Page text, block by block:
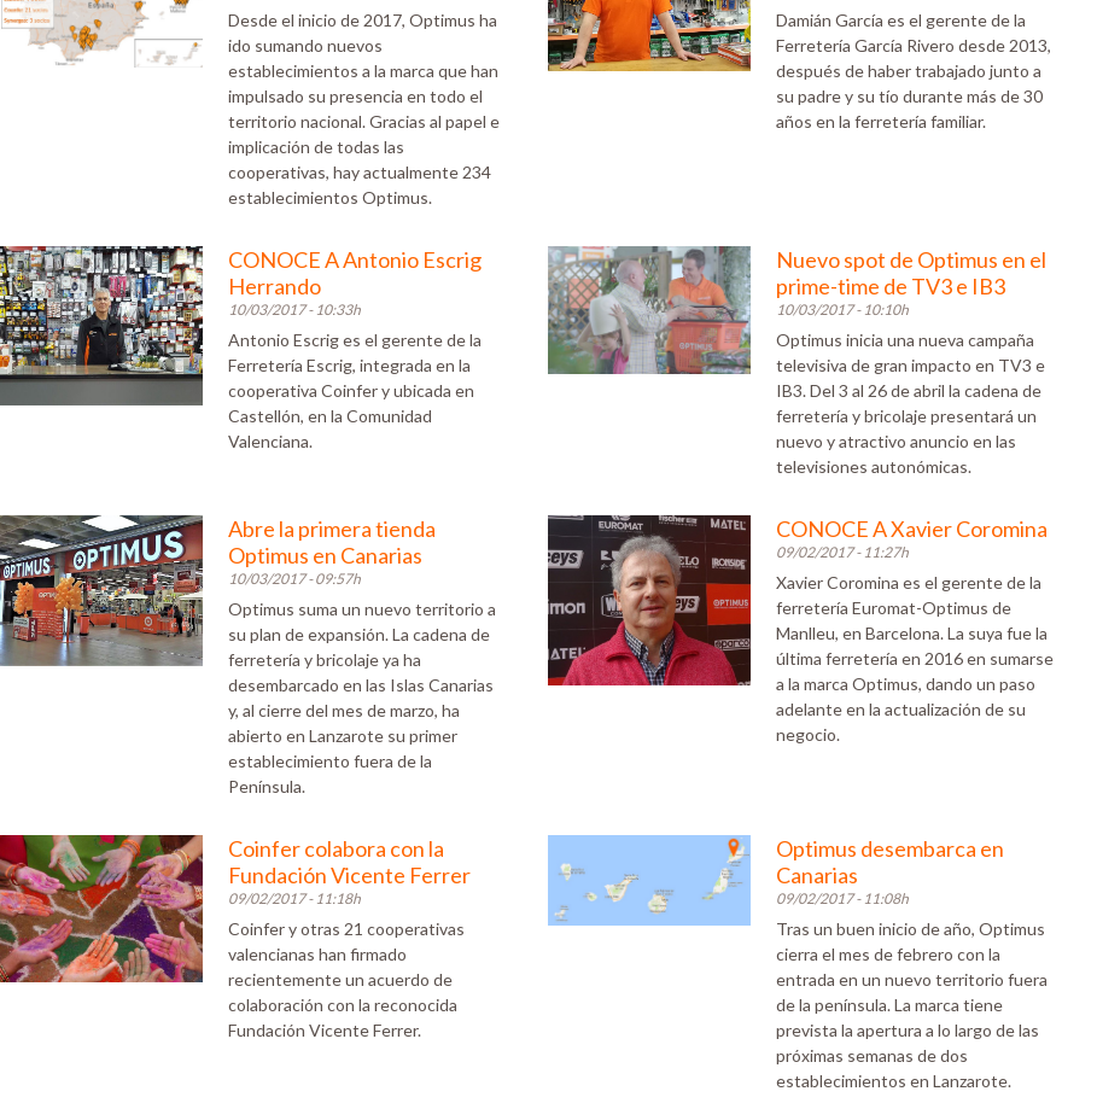
Desde el inicio de 2017, Optimus ha
ido sumando nuevos
establecimientos a la marca que han
impulsado su presencia en todo el
territorio nacional. Gracias al papel e
implicación de todas las
cooperativas, hay actualmente 234
establecimientos Optimus.
Damián García es el gerente de la
Ferretería García Rivero desde 2013,
después de haber trabajado junto a
su padre y su tío durante más de 30
años en la ferretería familiar.
CONOCE A Antonio Escrig
Herrando
10/03/2017 - 10:33h
Antonio Escrig es el gerente de la
Ferretería Escrig, integrada en la
cooperativa Coinfer y ubicada en
Castellón, en la Comunidad
Valenciana.
Nuevo spot de Optimus en el
prime-time de TV3 e IB3
10/03/2017 - 10:10h
Optimus inicia una nueva campaña
televisiva de gran impacto en TV3 e
IB3. Del 3 al 26 de abril la cadena de
ferretería y bricolaje presentará un
nuevo y atractivo anuncio en las
televisiones autonómicas.
Abre la primera tienda
Optimus en Canarias
10/03/2017 - 09:57h
Optimus suma un nuevo territorio a
su plan de expansión. La cadena de
ferretería y bricolaje ya ha
desembarcado en las Islas Canarias
y, al cierre del mes de marzo, ha
abierto en Lanzarote su primer
establecimiento fuera de la
Península.
CONOCE A Xavier Coromina
09/02/2017 - 11:27h
Xavier Coromina es el gerente de la
ferretería Euromat-Optimus de
Manlleu, en Barcelona. La suya fue la
última ferretería en 2016 en sumarse
a la marca Optimus, dando un paso
adelante en la actualización de su
negocio.
Coinfer colabora con la
Fundación Vicente Ferrer
09/02/2017 - 11:18h
Coinfer y otras 21 cooperativas
valencianas han firmado
recientemente un acuerdo de
colaboración con la reconocida
Fundación Vicente Ferrer.
Optimus desembarca en
Canarias
09/02/2017 - 11:08h
Tras un buen inicio de año, Optimus
cierra el mes de febrero con la
entrada en un nuevo territorio fuera
de la península. La marca tiene
prevista la apertura a lo largo de las
próximas semanas de dos
establecimientos en Lanzarote.